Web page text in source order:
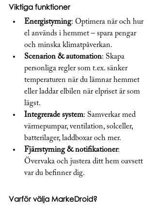
Viktiga funktioner
Energistyrning: Optimera när och hur
el används i hemmet – spara pengar
och minska klimatpåverkan.
Scenarion & automation: Skapa
personliga regler som t.ex. sänker
temperaturen när du lämnar hemmet
eller laddar elbilen när elpriset är som
lägst.
Integrerade system: Samverkar med
värmepumpar, ventilation, solceller,
batterilager, laddboxar och mer.
Fjärrstyrning & notifikationer:
Övervaka och justera ditt hem oavsett
var du befinner dig.
Varför välja MarkeDroid?